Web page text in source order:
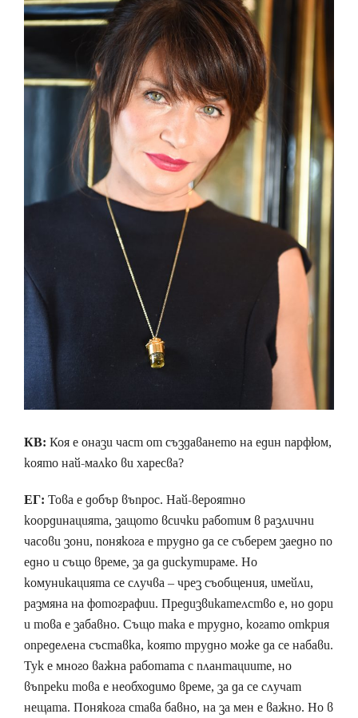
КВ: Коя е онази част от създаването на един парфюм,
която най-малко ви харесва?
ЕГ: Това е добър въпрос. Най-вероятно
координацията, защото всички работим в различни
часови зони, понякога е трудно да се съберем заедно по
едно и също време, за да дискутираме. Но
комуникацията се случва – чрез съобщения, имейли,
размяна на фотографии. Предизвикателство е, но дори
и това е забавно. Също така е трудно, когато открия
определена съставка, която трудно може да се набави.
Тук е много важна работата с плантациите, но
въпреки това е необходимо време, за да се случат
нещата. Понякога става бавно, на за мен е важно. Но в